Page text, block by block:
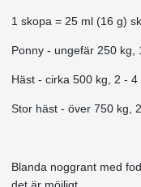
1 skopa = 25 ml (16 g)
Ponny - ungefär 250 kg,
Häst - cirka 500 kg, 2 - 4
Stor häst - över 750 kg,
Blanda noggrant med
det är möjligt.